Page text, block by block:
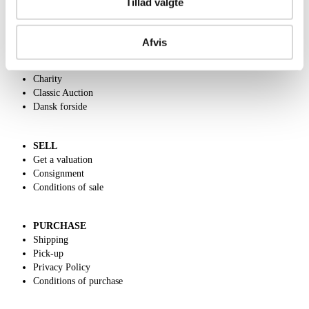
Afvis
Charity
Classic Auction
Dansk forside
SELL
Get a valuation
Consignment
Conditions of sale
PURCHASE
Shipping
Pick-up
Privacy Policy
Conditions of purchase